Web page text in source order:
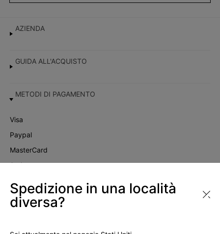
Spedizione in una località
diversa?
AZIENDA
GUIDA ALL'ACQUISTO
METODI DI PAGAMENTO
Visa
Paypal
MasterCard
Satispay